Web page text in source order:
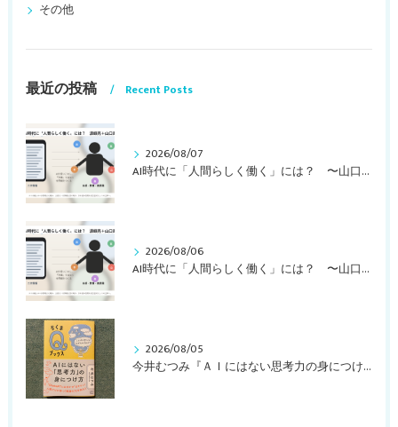
その他
最近の投稿 Recent Posts
2026/08/07
AI時代に「人間らしく働く」には？ 〜山口周さんの対談動画・文字起こし（その１）〜
2026/08/06
AI時代に「人間らしく働く」には？ 〜山口周さんのインタビュー記事、動画より〜
2026/08/05
今井むつみ『ＡＩにはない思考力の身につけ方 ことばの学びはなぜ大切なのか？』